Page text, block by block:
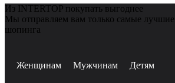
Из INTERTOP покупать выгоднее
Мы отправляем вам только самые
шопинга
Женщинам Мужчинам Детям